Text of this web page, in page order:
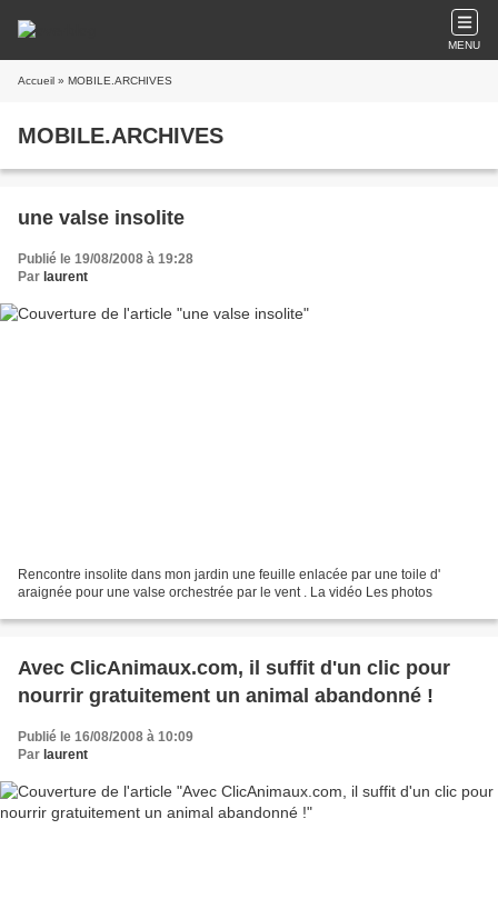
MENU
Accueil » MOBILE.ARCHIVES
MOBILE.ARCHIVES
une valse insolite
Publié le 19/08/2008 à 19:28
Par laurent
Rencontre insolite dans mon jardin une feuille enlacée par une toile d'
araignée pour une valse orchestrée par le vent . La vidéo Les photos
Avec ClicAnimaux.com, il suffit d'un clic pour
nourrir gratuitement un animal abandonné !
Publié le 16/08/2008 à 10:09
Par laurent